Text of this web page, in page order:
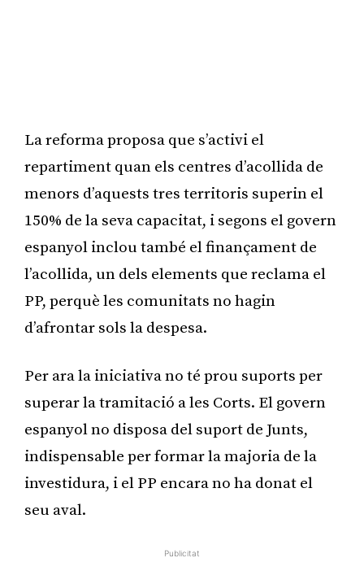
La reforma proposa que s’activi el
repartiment quan els centres d’acollida de
menors d’aquests tres territoris superin el
150% de la seva capacitat, i segons el govern
espanyol inclou també el finançament de
l’acollida, un dels elements que reclama el
PP, perquè les comunitats no hagin
d’afrontar sols la despesa.
Per ara la iniciativa no té prou suports per
superar la tramitació a les Corts. El govern
espanyol no disposa del suport de Junts,
indispensable per formar la majoria de la
investidura, i el PP encara no ha donat el
seu aval.
Publicitat